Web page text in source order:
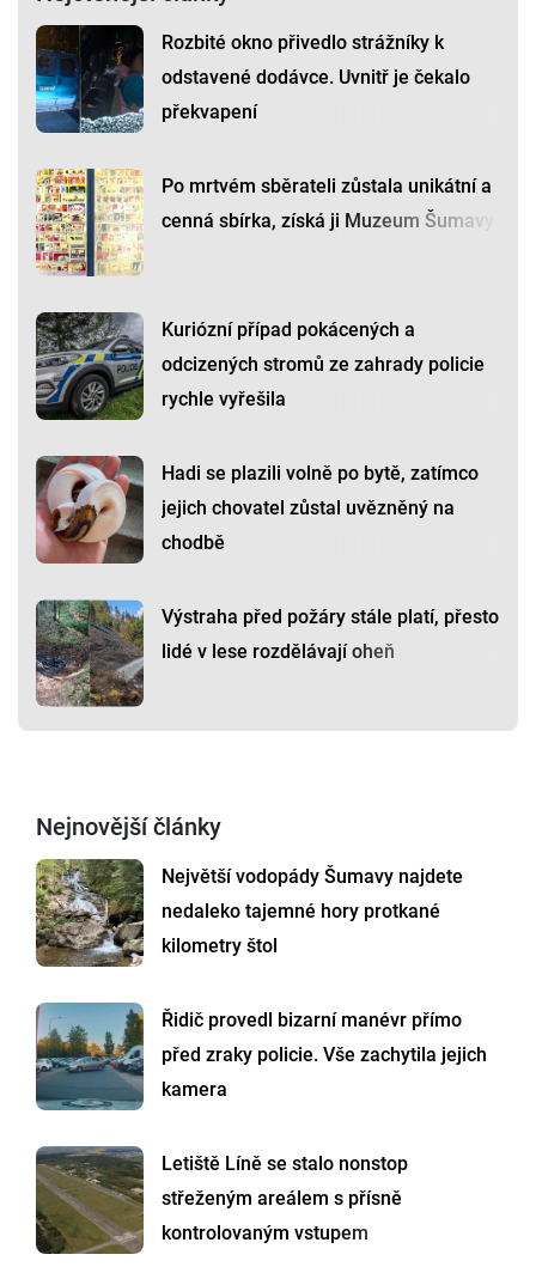
Rozbité okno přivedlo strážníky k
odstavené dodávce. Uvnitř je čekalo
překvapení
Po mrtvém sběrateli zůstala unikátní a
cenná sbírka, získá ji Muzeum Šumavy
Kuriózní případ pokácených a
odcizených stromů ze zahrady policie
rychle vyřešila
Hadi se plazili volně po bytě, zatímco
jejich chovatel zůstal uvězněný na
chodbě
Výstraha před požáry stále platí, přesto
lidé v lese rozdělávají oheň
Nejnovější články
Největší vodopády Šumavy najdete
nedaleko tajemné hory protkané
kilometry štol
Řidič provedl bizarní manévr přímo
před zraky policie. Vše zachytila jejich
kamera
Letiště Líně se stalo nonstop
střeženým areálem s přísně
kontrolovaným vstupem